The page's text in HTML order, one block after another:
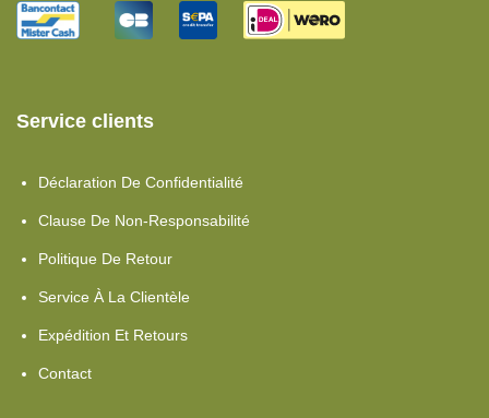
Service clients
Déclaration De Confidentialité
Clause De Non-Responsabilité
Politique De Retour
Service À La Clientèle
Expédition Et Retours
Contact